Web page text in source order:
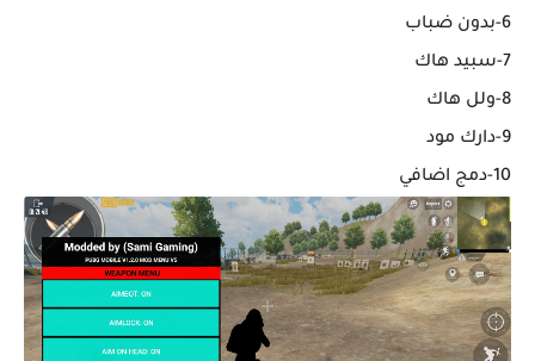
6-بدون ضباب
7-سبيد هاك
8-ولل هاك
9-دارك مود
10-دمج اضافي